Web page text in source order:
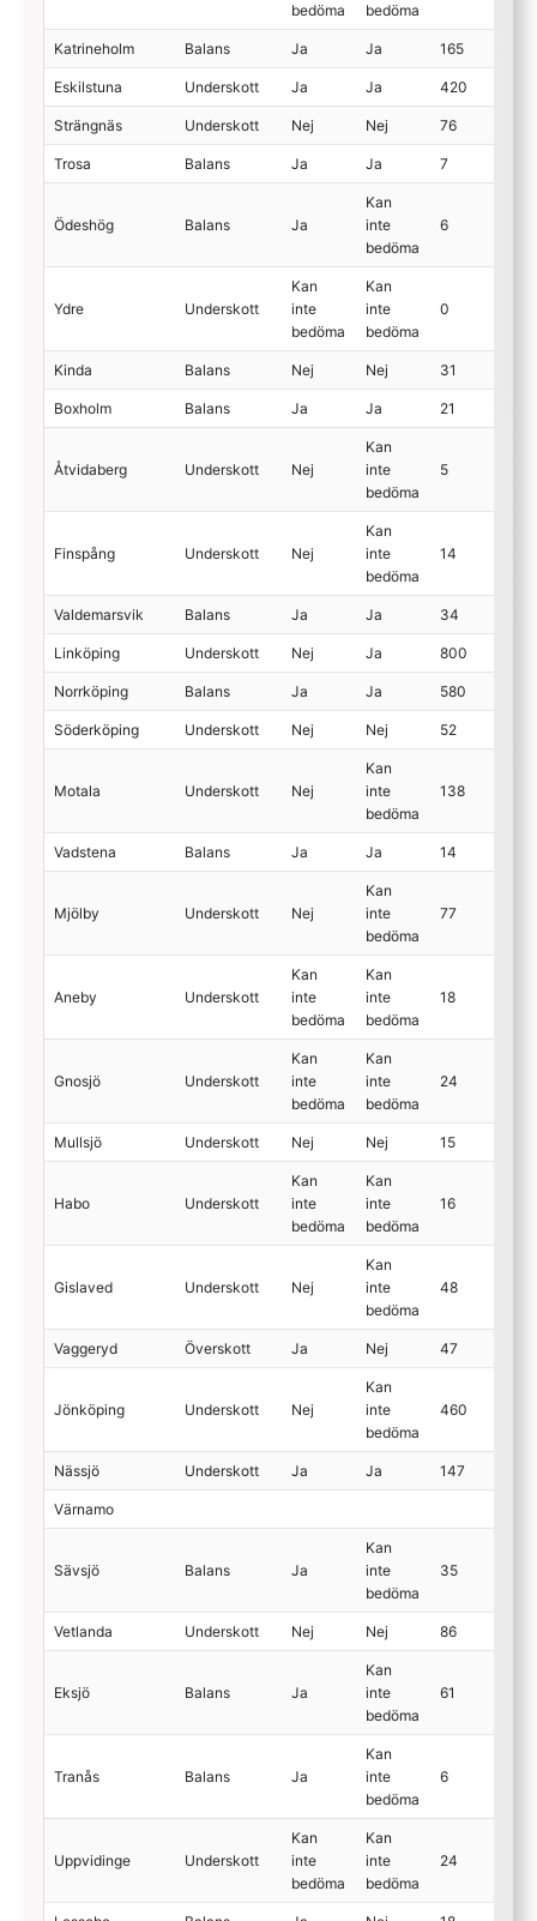
bedöma
bedöma
Katrineholm Balans Ja Ja 165
Eskilstuna Underskott Ja Ja 420
Strängnäs Underskott Nej Nej 76
Trosa Balans Ja Ja 7
Ödeshög Balans Ja
Kan
inte
bedöma
6
Ydre Underskott
Kan
inte
bedöma
Kan
inte
bedöma
0
Kinda Balans Nej Nej 31
Boxholm Balans Ja Ja 21
Åtvidaberg Underskott Nej
Kan
inte
bedöma
5
Finspång Underskott Nej
Kan
inte
bedöma
14
Valdemarsvik Balans Ja Ja 34
Linköping Underskott Nej Ja 800
Norrköping Balans Ja Ja 580
Söderköping Underskott Nej Nej 52
Motala Underskott Nej
Kan
inte
bedöma
138
Vadstena Balans Ja Ja 14
Mjölby Underskott Nej
Kan
inte
bedöma
77
Aneby Underskott
Kan
inte
bedöma
Kan
inte
bedöma
18
Gnosjö Underskott
Kan
inte
bedöma
Kan
inte
bedöma
24
Mullsjö Underskott Nej Nej 15
Habo Underskott
Kan
inte
bedöma
Kan
inte
bedöma
16
Gislaved Underskott Nej
Kan
inte
bedöma
48
Vaggeryd Överskott Ja Nej 47
Jönköping Underskott Nej
Kan
inte
bedöma
460
Nässjö Underskott Ja Ja 147
Värnamo
Sävsjö Balans Ja
Kan
inte
bedöma
35
Vetlanda Underskott Nej Nej 86
Eksjö Balans Ja
Kan
inte
bedöma
61
Tranås Balans Ja
Kan
inte
bedöma
6
Uppvidinge Underskott
Kan
inte
bedöma
Kan
inte
bedöma
24